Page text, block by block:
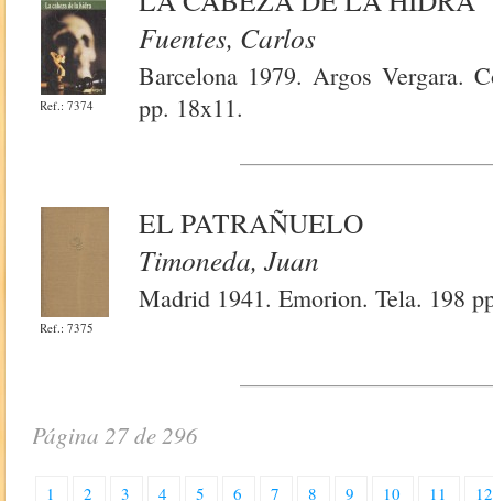
Ref.: 7374
Fuentes, Carlos
Barcelona 1979. Argos Vergara.
pp. 18x11.
Ref.: 7375
EL PATRAÑUELO
Timoneda, Juan
Madrid 1941. Emorion. Tela. 198
Página 27 de 296
1 2 3 4 5 6 7 8 9 10 11 12